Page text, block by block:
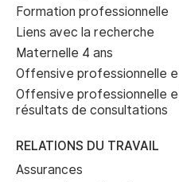
Formation professionnelle
Liens avec la recherche
Maternelle 4 ans
Offensive professionnelle
Offensive professionnelle
résultats de consultations
RELATIONS DU TRAVAIL
Assurances